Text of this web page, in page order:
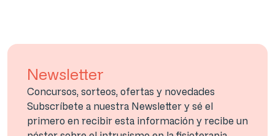
Newsletter
Concursos, sorteos, ofertas y novedades
Subscríbete a nuestra Newsletter y sé el
primero en recibir esta información y recibe un